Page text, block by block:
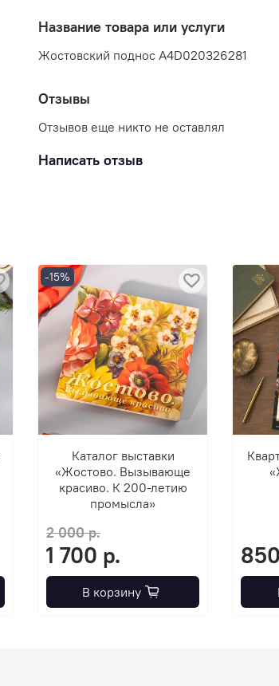
Название товара или услуги
Жостовский поднос A4D020326281
Отзывы
Отзывов еще никто не оставлял
Написать отзыв
-15%
Каталог выставки
«Жостово. Вызывающе
красиво. К 200-летию
промысла»
2 000 р.
1 700 р.
В корзину